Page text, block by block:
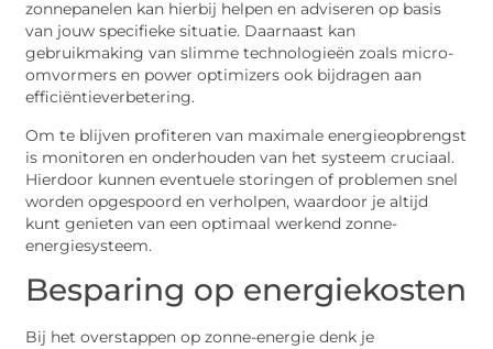
zonnepanelen kan hierbij helpen en adviseren op basis
van jouw specifieke situatie. Daarnaast kan
gebruikmaking van slimme technologieën zoals micro-
omvormers en power optimizers ook bijdragen aan
efficiëntieverbetering.
Om te blijven profiteren van maximale energieopbrengst
is monitoren en onderhouden van het systeem cruciaal.
Hierdoor kunnen eventuele storingen of problemen snel
worden opgespoord en verholpen, waardoor je altijd
kunt genieten van een optimaal werkend zonne-
energiesysteem.
Besparing op energiekosten
Bij het overstappen op zonne-energie denk je